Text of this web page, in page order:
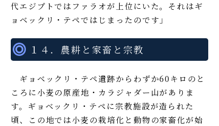
代エジプトではファラオが上位にいた。それはギ
ョベックリ・テペではじまったのです」
１４．農耕と家畜と宗教
ギョベックリ・テペ遺跡からわずか60キロのと
ころに小麦の原産地・カラジャダー山がありま
す。ギョベックリ・テペに宗教施設が造られた
頃、この地では小麦の栽培化と動物の家畜化が始